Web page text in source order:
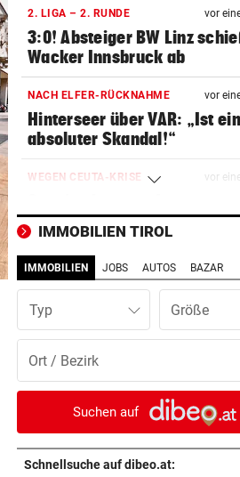
2. LIGA – 2. RUNDE vor
3:0! Absteiger BW Linz
Wacker Innsbruck ab
NACH ELFER-RÜCKNAHME vor
Hinterseer über VAR: „Ist ein
absoluter Skandal!“
WEGEN CEUTA-KRISE vor
Grenzkontrollen für Italien
SONNTAG NOCH IM KASTEN
Klubs aus Holland und
locken WAC-Goalie
BEI BARESI-ABSCHIED vor
Brasilien-Legende schockt
mit Mallet-Finger
KIND UND PARTNER TOT vor 2
Traktor-Unglück: Mutter
meldet sich zu Wort
IMMOBILIEN TIROL
IMMOBILIEN JOBS AUTOS BAZAR
Typ
Suchen auf
Schnellsuche auf dibeo.at: